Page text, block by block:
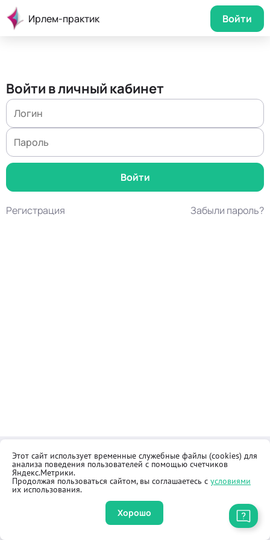
Ирлем-практик Войти
Войти в личный кабинет
Регистрация Забыли пароль?
Контакты
Как купить
Общественная приёмная
Реквизиты
Оферта
Правила продажи товаров
Этот сайт использует временные служебные файлы (cookies) для
анализа поведения пользователей с помощью счетчиков
Яндекс.Метрики.
Продолжая пользоваться сайтом, вы соглашаетесь с условиями
их использования.
Хорошо